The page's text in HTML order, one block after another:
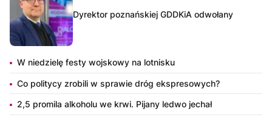
Dyrektor poznańskiej GDDKiA odwołany
W niedzielę festy wojskowy na lotnisku
Co politycy zrobili w sprawie dróg ekspresowych?
2,5 promila alkoholu we krwi. Pijany ledwo jechał